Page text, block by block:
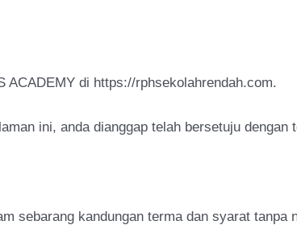
ACADEMY di https://rphsekolahrendah.com.
ini, anda dianggap telah bersetuju dengan
sebarang kandungan terma dan syarat tanpa